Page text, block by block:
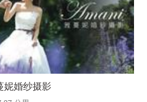
妮婚纱摄影